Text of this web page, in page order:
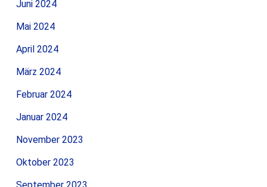
Juni 2024
Mai 2024
April 2024
März 2024
Februar 2024
Januar 2024
November 2023
Oktober 2023
September 2023